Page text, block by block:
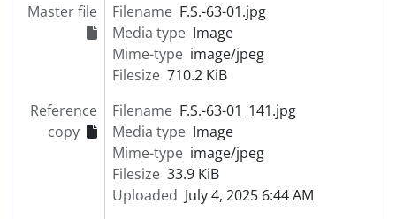
Master file Filename F.S.-63-01.jpg
Media type Image
Mime-type image/jpeg
Filesize 710.2 KiB
Reference
copy
Filename F.S.-63-01_141.jpg
Media type Image
Mime-type image/jpeg
Filesize 33.9 KiB
Uploaded July 4, 2025 6:44 AM